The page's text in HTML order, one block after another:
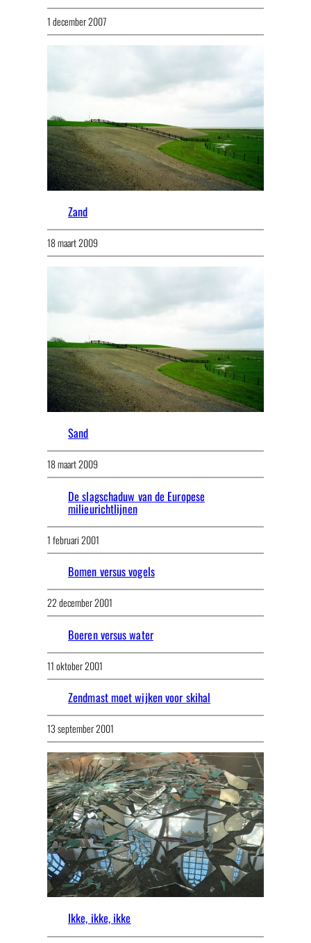
1 december 2007
Zand
18 maart 2009
Sand
18 maart 2009
De slagschaduw van de Europese
milieurichtlijnen
1 februari 2001
Bomen versus vogels
22 december 2001
Boeren versus water
11 oktober 2001
Zendmast moet wijken voor skihal
13 september 2001
Ikke, ikke, ikke